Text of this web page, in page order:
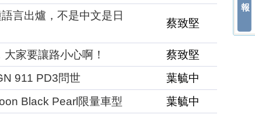
言出爐，不是中文是日
蔡致堅
家要讓路小心啊！
蔡致堅
911 PD3問世
葉毓中
Black Pearl限量車型
葉毓中
報